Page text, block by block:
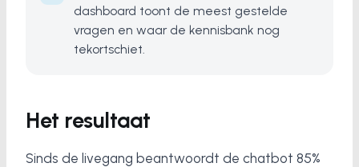
dashboard toont de meest gestelde
vragen en waar de kennisbank nog
tekortschiet.
Het resultaat
Sinds de livegang beantwoordt de chatbot 85%